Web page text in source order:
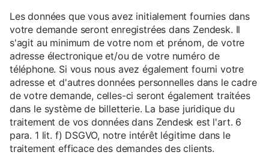
Les données que vous avez initialement fournies dans
votre demande seront enregistrées dans Zendesk. Il
s'agit au minimum de votre nom et prénom, de votre
adresse électronique et/ou de votre numéro de
téléphone. Si vous nous avez également fourni votre
adresse et d'autres données personnelles dans le cadre
de votre demande, celles-ci seront également traitées
dans le système de billetterie. La base juridique du
traitement de vos données dans Zendesk est l'art. 6
para. 1 lit. f) DSGVO, notre intérêt légitime dans le
traitement efficace des demandes des clients.